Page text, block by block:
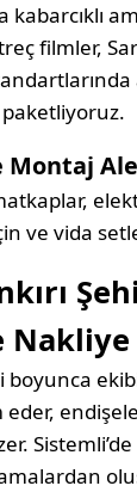
kabarcıklı
filmler,
Montaj
ve vida
Nakliye
boyunca